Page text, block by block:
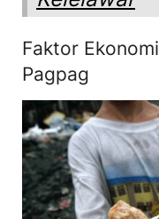
Faktor
Pagpag